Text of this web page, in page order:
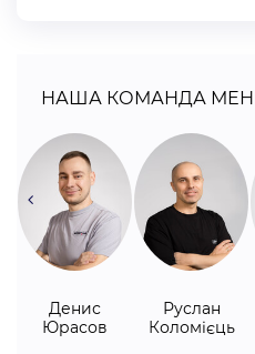
НАША КОМАНДА
Денис
Юрасов
Руслан
Коломієць